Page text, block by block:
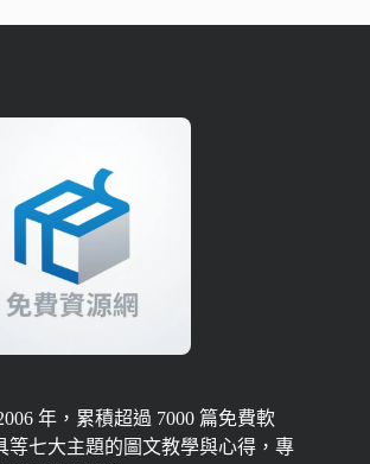
年，累積超過 7000 篇免費軟
等七大主題的圖文教學與心得，專